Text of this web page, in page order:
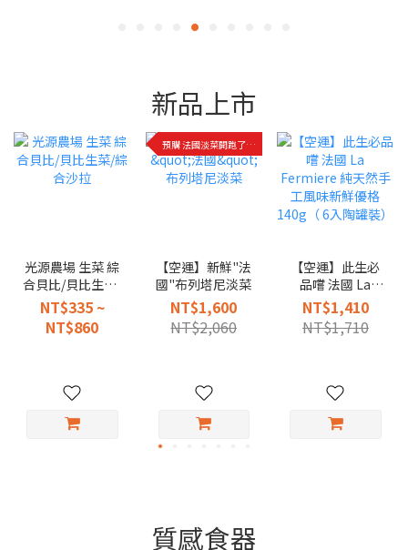
新品上市
光源農場 生菜 綜
合貝比/貝比生菜/
綜合沙拉
NT$335 ~
NT$860
預購 法國淡菜開跑了!快來品嚐!
【空運】新鮮"法
國"布列塔尼淡菜
NT$1,600
NT$2,060
【空運】此生必
品嚐 法國 La
Fermiere 純天然
手工風味新鮮優
格 140g（ 6入陶
NT$1,410
NT$1,710
質感食器